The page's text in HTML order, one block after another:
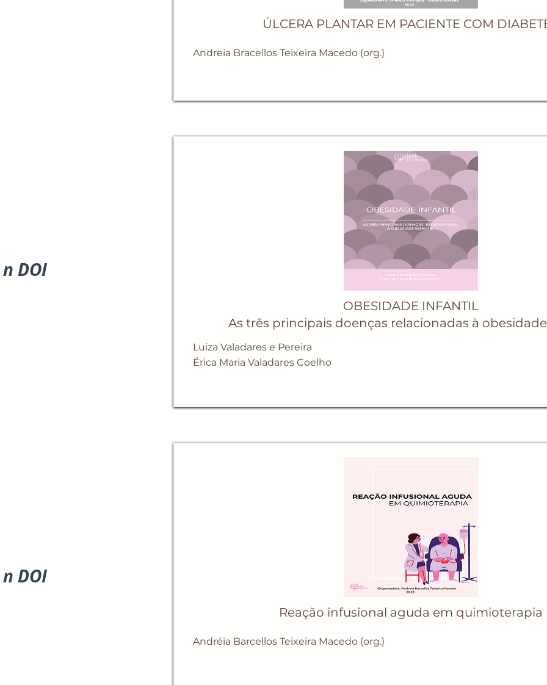
ÚLCERA PLANTAR EM PACIENTE COM
Andreia Bracellos Teixeira Macedo (org.)
n DOI
OBESIDADE INFANTIL
As três principais doenças relacionadas à
Luiza Valadares e Pereira
Érica Maria Valadares Coelho
n DOI
Reação infusional aguda em quimioterapia
Andréia Barcellos Teixeira Macedo (org.)